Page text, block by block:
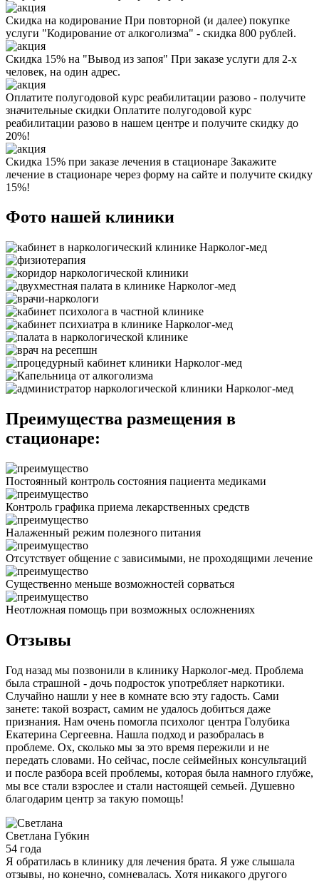
Скидка на кодирование При повторной (и далее) покупке
услуги "Кодирование от алкоголизма" - скидка 800 рублей.
Скидка 15% на "Вывод из запоя" При заказе услуги для 2-х
человек, на один адрес.
Оплатите полугодовой курс реабилитации разово - получите
значительные скидки Оплатите полугодовой курс
реабилитации разово в нашем центре и получите скидку до
20%!
Скидка 15% при заказе лечения в стационаре Закажите
лечение в стационаре через форму на сайте и получите скидку
15%!
Фото нашей клиники
Преимущества размещения в
стационаре:
Постоянный контроль состояния пациента медиками
Контроль графика приема лекарственных средств
Налаженный режим полезного питания
Отсутствует общение с зависимыми, не проходящими лечение
Существенно меньше возможностей сорваться
Неотложная помощь при возможных осложнениях
Отзывы
Год назад мы позвонили в клинику Нарколог-мед. Проблема
была страшной - дочь подросток употребляет наркотики.
Случайно нашли у нее в комнате всю эту гадость. Сами
занете: такой возраст, самим не удалось добиться даже
признания. Нам очень помогла психолог центра Голубика
Екатерина Сергеевна. Нашла подход и разобралась в
проблеме. Ох, сколько мы за это время пережили и не
передать словами. Но сейчас, после сеймейных консультаций
и после разбора всей проблемы, которая была намного глубже,
мы все стали взрослее и стали настоящей семьей. Душевно
благодарим центр за такую помощь!
Светлана Губкин
54 года
Я обратилась в клинику для лечения брата. Я уже слышала
отзывы, но конечно, сомневалась. Хотя никакого другого